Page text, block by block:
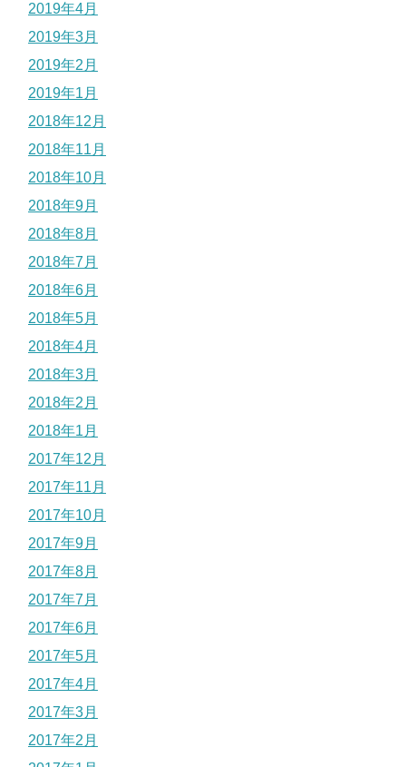
2019年4月
2019年3月
2019年2月
2019年1月
2018年12月
2018年11月
2018年10月
2018年9月
2018年8月
2018年7月
2018年6月
2018年5月
2018年4月
2018年3月
2018年2月
2018年1月
2017年12月
2017年11月
2017年10月
2017年9月
2017年8月
2017年7月
2017年6月
2017年5月
2017年4月
2017年3月
2017年2月